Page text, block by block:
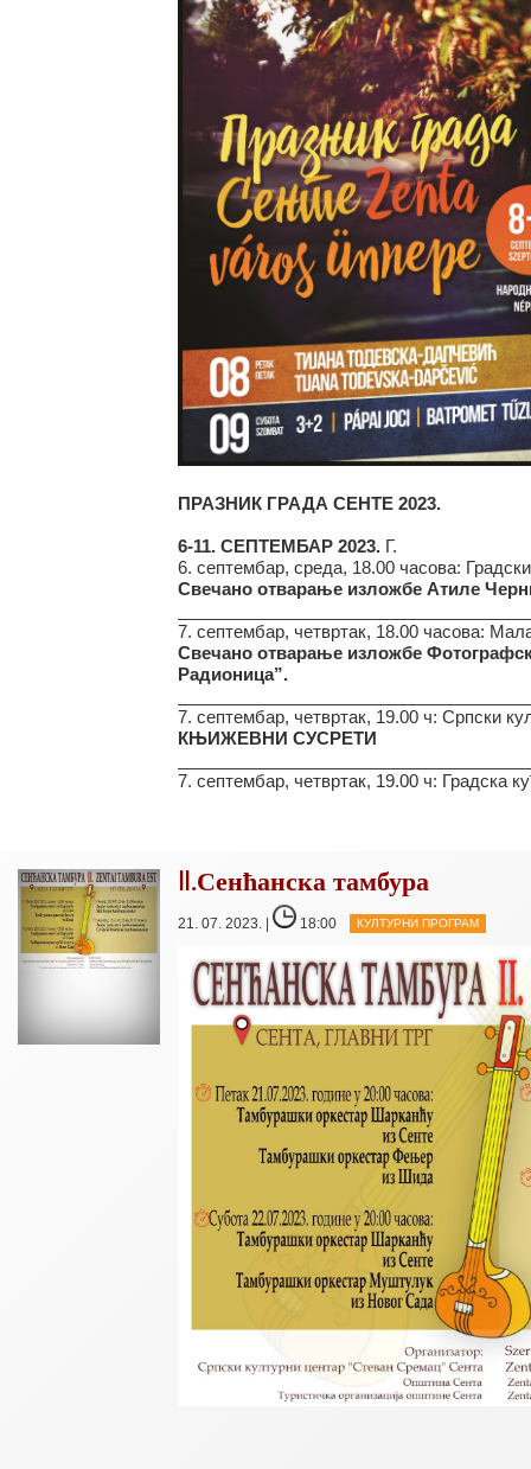
ПРАЗНИК ГРАДА СЕНТЕ 2023.
6-11. СЕПТЕМБАР 2023. Г.
6. септембар, среда, 18.00 часова: Градски
Свечано отварање изложбе Атиле
7. септембар, четвртак, 18.00 часова:
Свечано отварање изложбе
Радионица”.
7. септембар, четвртак, 19.00 ч: Српски
КЊИЖЕВНИ СУСРЕТИ
7. септембар, четвртак, 19.00 ч: Градска
II.Сенћанска тамбура
21. 07. 2023. | 18:00 КУЛТУРНИ ПРОГРАМ